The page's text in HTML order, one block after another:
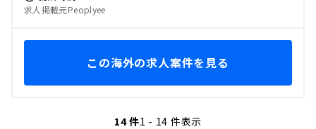
求人掲載元Peoplyee
この海外の求人案件を見る
14 件1 - 14 件表示